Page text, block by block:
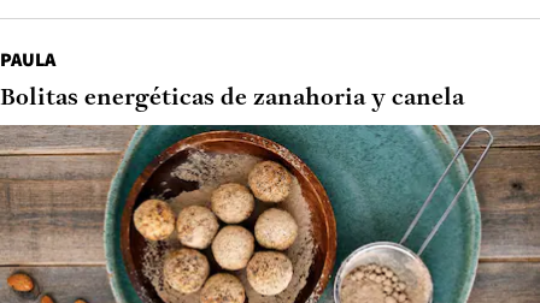
PAULA
Bolitas energéticas de zanahoria y canela